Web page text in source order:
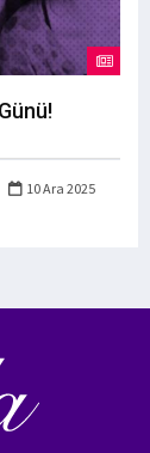
10 Ara 2025